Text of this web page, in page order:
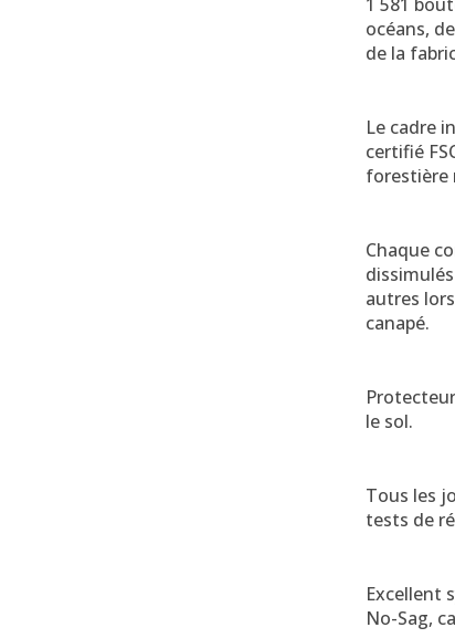
océans,
de la
Le cadre
certifié
forestière
Chaque
autres
canapé.
le sol.
Tous les
tests de
Excellent
No-Sag,